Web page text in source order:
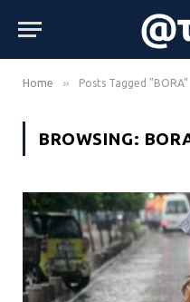
Home » Posts Tagged "BORA"
BROWSING: